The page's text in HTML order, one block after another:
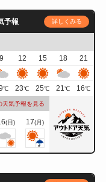
予報 詳しくみる
9 12 15 18
21
℃ 23℃ 25℃ 21℃ 16℃
天気予報を見る
(日) 17(月)